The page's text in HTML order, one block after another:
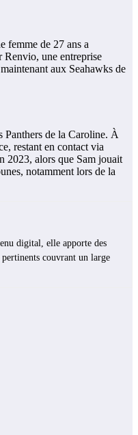
femme de 27 ans a
Renvio, une entreprise
aux Seahawks de
Panthers de la Caroline. À
restant en contact via
2023, alors que Sam jouait
notamment lors de la
digital, elle apporte des
couvrant un large